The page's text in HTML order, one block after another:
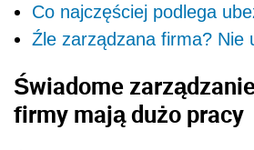
Co najczęściej podlega
Źle zarządzana firma? Nie
Świadome
firmy mają dużo pracy